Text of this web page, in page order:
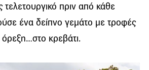
τελετουργικό πριν από κάθε
ένα δείπνο γεμάτο με τροφές
κρεβάτι.